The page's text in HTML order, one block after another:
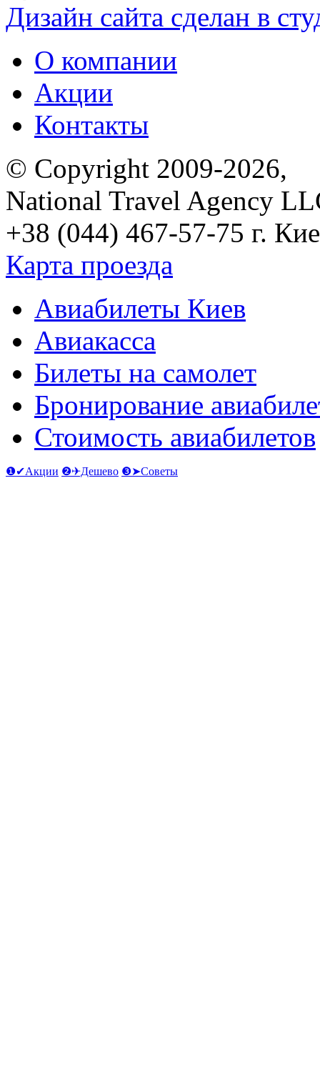
Дизайн сайта сделан в
О компании
Акции
Контакты
© Copyright 2009-2026,
National Travel Agency
+38 (044) 467-57-75 г.
Карта проезда
Авиабилеты Киев
Авиакасса
Билеты на самолет
Бронирование
Стоимость авиабилетов
❶✔Акции ❷✈Дешево ❸➤Советы